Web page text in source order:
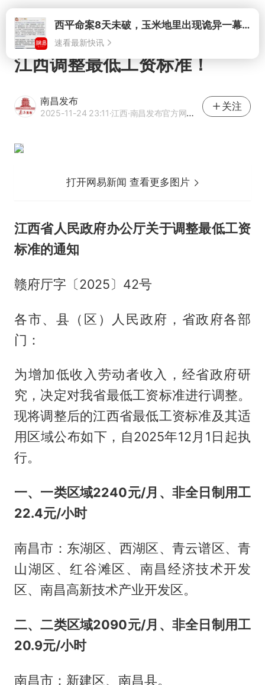
打开
江西调整最低工资标准！
南昌发布
2025-11-24 23:11·江西·南昌发布官方网易号
关注
打开网易新闻 查看更多图片
江西省人民政府办公厅关于调整最低工资
标准的通知
赣府厅字〔2025〕42号
各市、县（区）人民政府，省政府各部
门：
为增加低收入劳动者收入，经省政府研
究，决定对我省最低工资标准进行调整。
现将调整后的江西省最低工资标准及其适
用区域公布如下，自2025年12月1日起执
行。
一、一类区域2240元/月、非全日制用工
22.4元/小时
南昌市：东湖区、西湖区、青云谱区、青
山湖区、红谷滩区、南昌经济技术开发
区、南昌高新技术产业开发区。
二、二类区域2090元/月、非全日制用工
20.9元/小时
南昌市：新建区、南昌县。